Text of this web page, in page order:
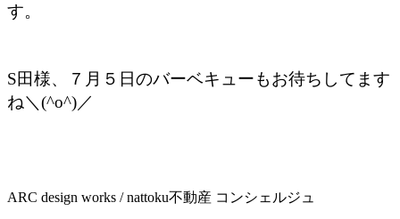
す。
S田様、７月５日のバーベキューもお待ちしてます
ね＼(^o^)／
ARC design works / nattoku不動産 コンシェルジュ